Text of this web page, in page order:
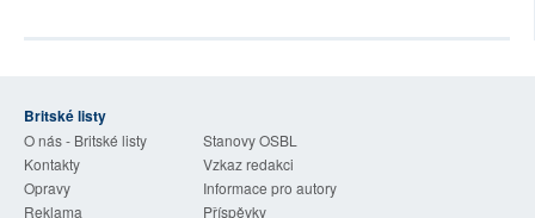
Britské listy
O nás - Britské listy
Stanovy OSBL
Kontakty
Vzkaz redakci
Opravy
Informace pro autory
Reklama
Příspěvky